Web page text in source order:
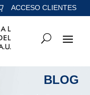
ACCESO CLIENTES
BLOG